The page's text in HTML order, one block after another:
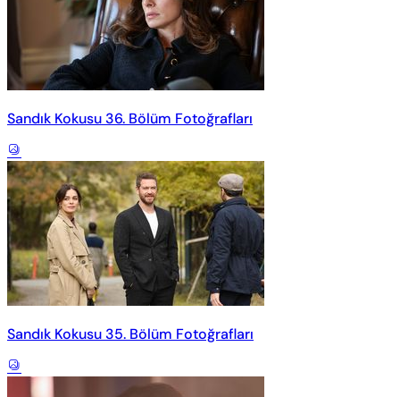
Sandık Kokusu 36. Bölüm Fotoğrafları
Sandık Kokusu 35. Bölüm Fotoğrafları